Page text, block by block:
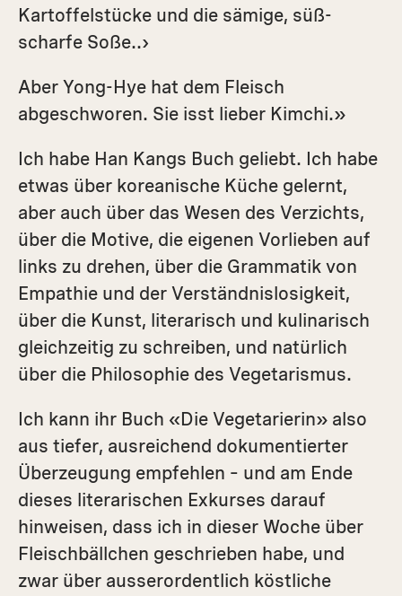
Kartoffelstücke und die sämige, süß-
scharfe Soße..›
Aber Yong-Hye hat dem Fleisch
abgeschworen. Sie isst lieber Kimchi.»
Ich habe Han Kangs Buch geliebt. Ich habe
etwas über koreanische Küche gelernt,
aber auch über das Wesen des Verzichts,
über die Motive, die eigenen Vorlieben auf
links zu drehen, über die Grammatik von
Empathie und der Verständnislosigkeit,
über die Kunst, literarisch und kulinarisch
gleichzeitig zu schreiben, und natürlich
über die Philosophie des Vegetarismus.
Ich kann ihr Buch «Die Vegetarierin» also
aus tiefer, ausreichend dokumentierter
Überzeugung empfehlen – und am Ende
dieses literarischen Exkurses darauf
hinweisen, dass ich in dieser Woche über
Fleischbällchen geschrieben habe, und
zwar über ausserordentlich köstliche